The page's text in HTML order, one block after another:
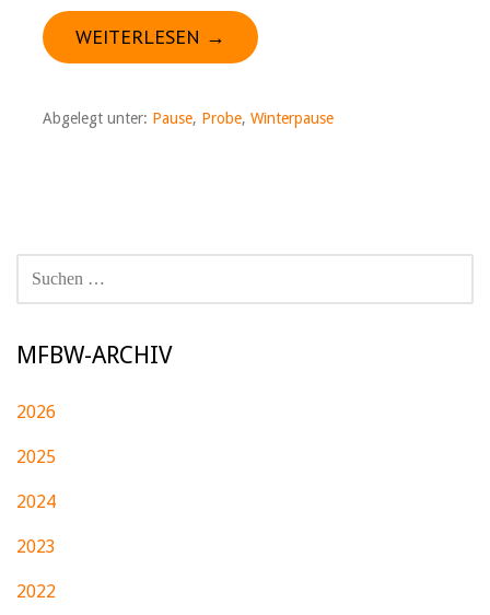
WEITERLESEN →
Abgelegt unter: Pause, Probe, Winterpause
NACH:
MFBW-ARCHIV
2026
2025
2024
2023
2022